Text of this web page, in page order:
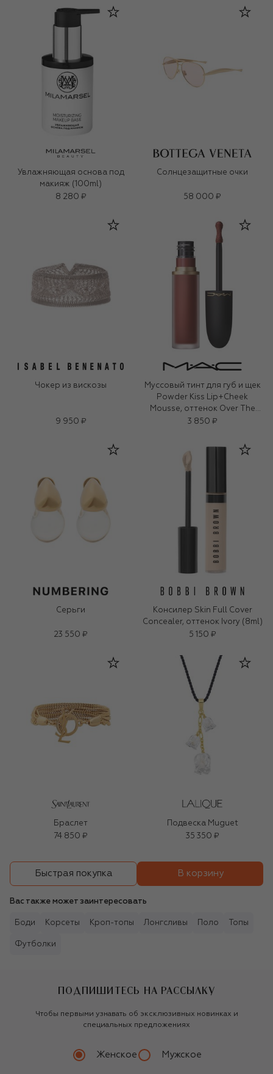
Увлажняющая основа под
макияж (100ml)
8 280 ₽
Солнцезащитные очки
58 000 ₽
Чокер из вискозы
9 950 ₽
Муссовый тинт для губ и щек
Powder Kiss Lip+Cheek
Mousse, оттенок Over The
Taupe (5ml)
3 850 ₽
Серьги
23 550 ₽
Консилер Skin Full Cover
Concealer, оттенок Ivory (8ml)
5 150 ₽
Браслет
74 850 ₽
Подвеска Muguet
35 350 ₽
Быстрая покупка В корзину
Вас также может заинтересовать
Боди Корсеты Кроп-топы Лонгсливы Поло Топы
Футболки
ПОДПИШИТЕСЬ НА РАССЫЛКУ
Чтобы первыми узнавать об эксклюзивных новинках и
специальных предложениях
Женское Мужское